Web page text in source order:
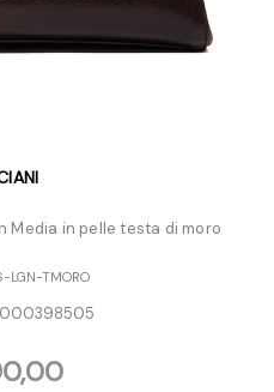
Media in pelle testa di moro
LGN-TMORO